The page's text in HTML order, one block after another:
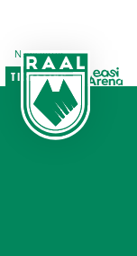
Newsletter
TICKETING
VIP
FAN SHOP